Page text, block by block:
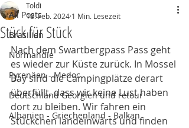
All Posts
Brasilien
Normandie
Pyrenäen - Medoc
Deutschland Georgien und retour
Albanien - Griechenland - Balkan
Stück für Stück
Toldi
18. Feb. 2024 1 Min. Lesezeit
Nach dem Swartbergpass Pass geht
es wieder zur Küste zurück. In Mossel
Bay sind die Campingplätze derart
überfüllt, dass wir keine Lust haben
dort zu bleiben. Wir fahren ein
Stückchen landeinwärts und finden